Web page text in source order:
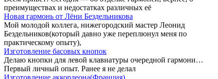
преимуществах и недостатках различных её
Новая гармонь от Лёни Бездельникова
Мой молодой коллега, нижегородский мастер Леонид
Бездельников(который давно уже переплюнул меня по
практическому опыту),
Изготовление басовых кнопок
Делаю кнопки для левой клавиатуры очередной гармони…
Первый личный опыт. Ранее я не делал
Изготовление аккордеона(Франция)